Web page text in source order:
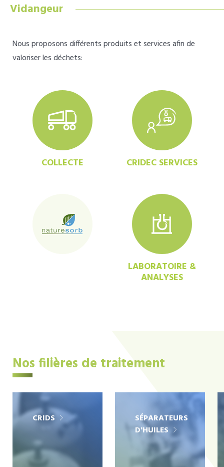
Vidangeur
Nous proposons différents produits et services afin de
valoriser les déchets:
COLLECTE CRIDEC SERVICES
LABORATOIRE &
ANALYSES
Nos filières de traitement
CRIDS
SÉPARATEURS
D'HUILES